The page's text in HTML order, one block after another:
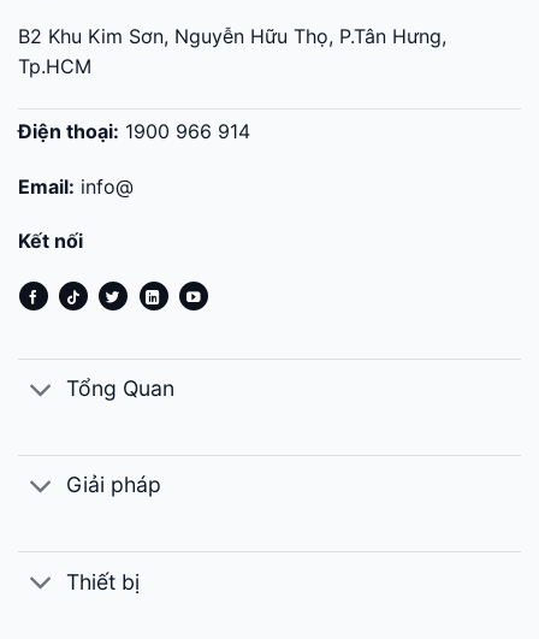
B2 Khu Kim Sơn, Nguyễn Hữu Thọ, P.Tân Hưng,
Tp.HCM
Điện thoại: 1900 966 914
Email: info@
Kết nối
Tổng Quan
Giải pháp
Thiết bị